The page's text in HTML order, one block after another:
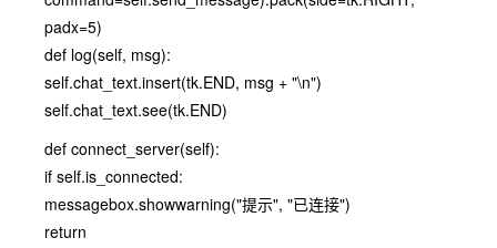
padx=5)
def log(self, msg):
self.chat_text.insert(tk.END, msg + "\n")
self.chat_text.see(tk.END)
def connect_server(self):
if self.is_connected:
messagebox.showwarning("提示", "已连接")
return